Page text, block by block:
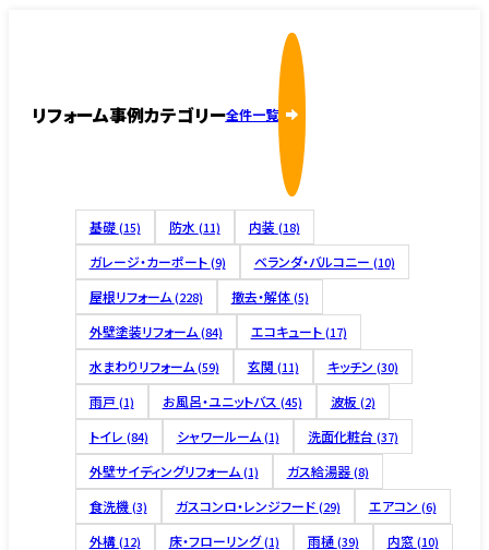
リフォーム事例カテゴリー全件一覧
基礎 (15) 防水 (11) 内装 (18)
ガレージ・カーポート (9) ベランダ・バルコニー (10)
屋根リフォーム (228) 撤去・解体 (5)
外壁塗装リフォーム (84) エコキュート (17)
水まわりリフォーム (59) 玄関 (11) キッチン (30)
雨戸 (1) お風呂・ユニットバス (45) 波板 (2)
トイレ (84) シャワールーム (1) 洗面化粧台 (37)
外壁サイディングリフォーム (1) ガス給湯器 (8)
食洗機 (3) ガスコンロ・レンジフード (29) エアコン (6)
外構 (12) 床・フローリング(1) 雨樋 (39) 内窓 (10)